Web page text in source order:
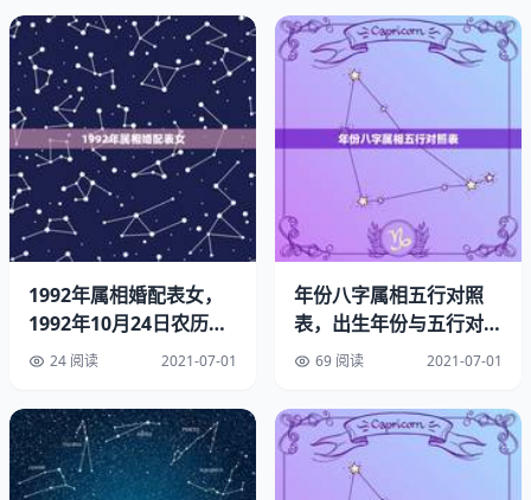
红包签封用语
1992年属相婚配表女，
1992年10月24日农历属
相婚配表
24 阅读 2021-07-01
年份八字属相五行对照
表，出生年份与五行对照
表 69 阅读 2021-07-01